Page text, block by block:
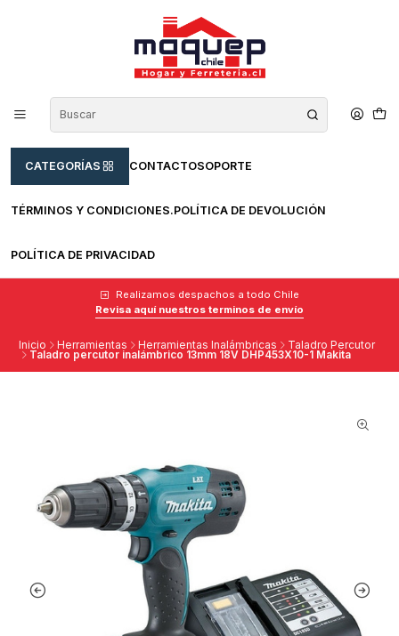
CATEGORÍAS CONTACTOSOPORTE
TÉRMINOS Y CONDICIONES.POLÍTICA DE DEVOLUCIÓN
POLÍTICA DE PRIVACIDAD
Realizamos despachos a todo Chile
Revisa aquí nuestros terminos de envío
Inicio Herramientas Herramientas Inalámbricas Taladro Percutor
Taladro percutor inalámbrico 13mm 18V DHP453X10-1 Makita